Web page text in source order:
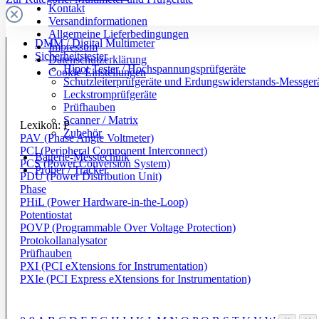
DMM / Digital Multimeter
Sicherheitstester
Hipot Tester / Hochspannungsprüfgeräte
Schutzleiterprüfgeräte und Erdungswiderstands-
Leckstromprüfgeräte
Prüfhauben
Scanner / Matrix
Zubehör
Batterie-Messtechnik
Prober / Tracker
Kontakt
Versandinformationen
Allgemeine Lieferbedingungen
Impressum
Datenschutzerklärung
Cookie-Einstellungen
Lexikon: P
PAV (Phase Angle Voltmeter)
PCI (Peripheral Component Interconnect)
PCS (Power Conversion System)
PDU (Power Distribution Unit)
Phase
PHiL (Power Hardware-in-the-Loop)
Potentiostat
POVP (Programmable Over Voltage Protection)
Protokollanalysator
Prüfhauben
PXI (PCI eXtensions for Instrumentation)
PXIe (PCI Express eXtensions for Instrumentation)